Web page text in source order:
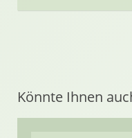
Könnte Ihnen